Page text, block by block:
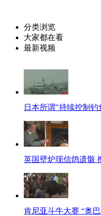
分类浏览
大家都在看
最新视频
日本所谓"持续控制
英国壁炉现信鸽遗骸
肯尼亚斗牛大赛 “奥